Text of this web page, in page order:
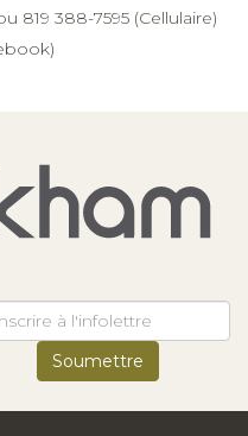
819 388-7595 (Cellulaire)